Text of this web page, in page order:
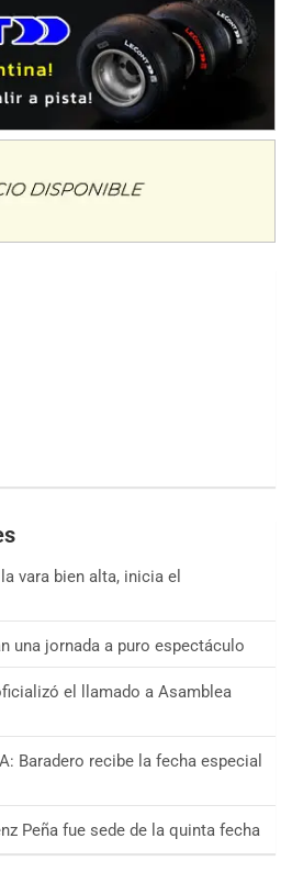
vara bien alta, inicia el
una jornada a puro espectáculo
el llamado a Asamblea
Baradero recibe la fecha especial
Peña fue sede de la quinta fecha